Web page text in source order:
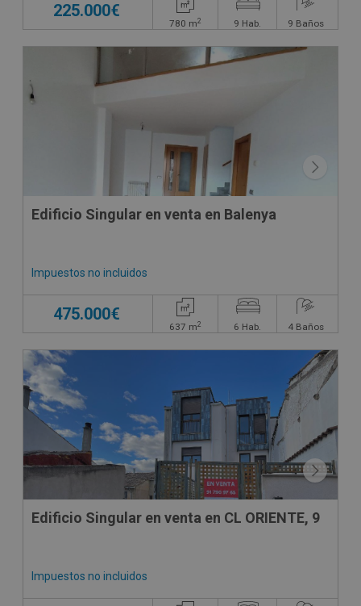
225.000€
780 m2 9 Hab. 9 Baños
CONDICIONES ESPECIALES
Edificio Singular en venta en Balenya
Impuestos no incluidos
475.000€
637 m2 6 Hab. 4 Baños
DECO VIRTUAL
Edificio Singular en venta en CL ORIENTE, 9
Impuestos no incluidos